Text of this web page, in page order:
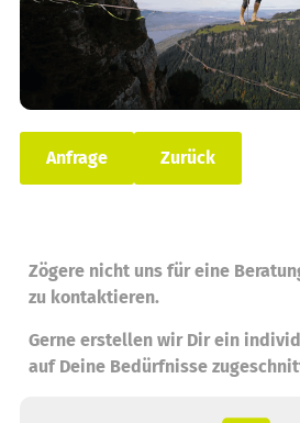
Anfrage Zurück
Zögere nicht uns für eine
zu kontaktieren.
Gerne erstellen wir Dir ein
auf Deine Bedürfnisse